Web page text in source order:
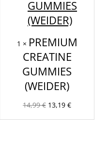
1 × PREMIUM
CREATINE
GUMMIES
(WEIDER)
14,99€ 13,19 €